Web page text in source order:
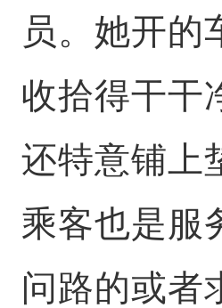
员。她开的
收拾得干干
还特意铺上
乘客也是服
问路的或者